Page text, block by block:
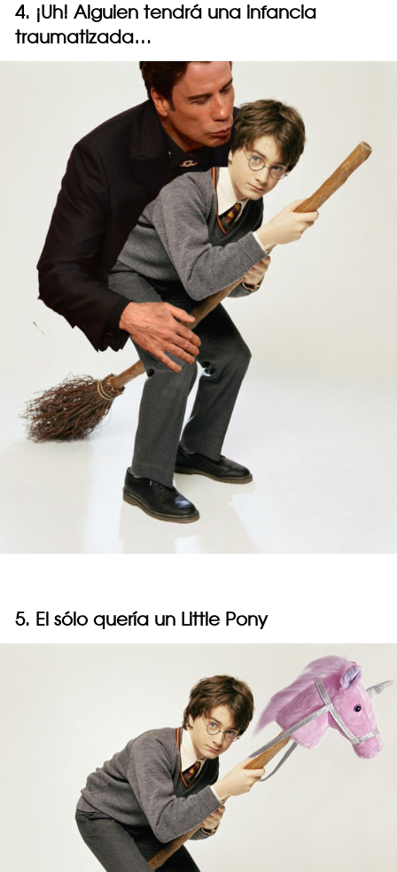
4. ¡Uh! Alguien tendrá una infancia
traumatizada…
5. El sólo quería un Little Pony